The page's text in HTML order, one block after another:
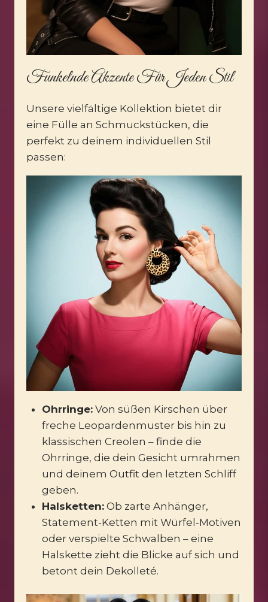
Funkelnde Akzente Für Jeden Stil
Unsere vielfältige Kollektion bietet dir
eine Fülle an Schmuckstücken, die
perfekt zu deinem individuellen Stil
passen:
Ohrringe:Von süßen Kirschen über
freche Leopardenmuster bis hin zu
klassischen Creolen – finde die
Ohrringe, die dein Gesicht umrahmen
und deinem Outfit den letzten Schliff
geben.
Halsketten:Ob zarte Anhänger,
Statement-Ketten mit Würfel-Motiven
oder verspielte Schwalben – eine
Halskette zieht die Blicke auf sich und
betont dein Dekolleté.